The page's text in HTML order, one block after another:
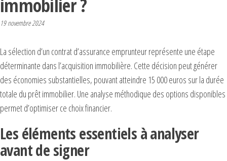
immobilier ?
19 novembre 2024
La sélection d’un contrat d’assurance emprunteur représente une étape
déterminante dans l’acquisition immobilière. Cette décision peut générer
des économies substantielles, pouvant atteindre 15 000 euros sur la durée
totale du prêt immobilier. Une analyse méthodique des options disponibles
permet d’optimiser ce choix financier.
Les éléments essentiels à analyser
avant de signer